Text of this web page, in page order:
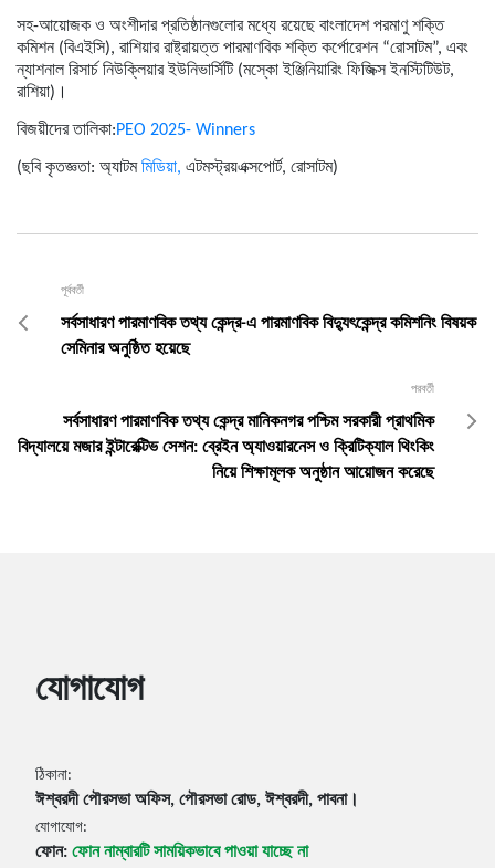
সহ-আয়োজক ও অংশীদার প্রতিষ্ঠানগুলোর মধ্যে রয়েছে বাংলাদেশ পরমাণু শক্তি
কমিশন (বিএইসি), রাশিয়ার রাষ্ট্রায়ত্ত পারমাণবিক শক্তি কর্পোরেশন “রোসাটম”, এবং
ন্যাশনাল রিসার্চ নিউক্লিয়ার ইউনিভার্সিটি (মস্কো ইঞ্জিনিয়ারিং ফিজিক্স ইনস্টিটিউট,
রাশিয়া)।
বিজয়ীদের তালিকা:PEO 2025- Winners
(ছবি কৃতজ্ঞতা: অ‍্যাটমমিডিয়া, এটমস্ট্রয়এক্সপোর্ট, রোসাটম)
পূর্ববর্তী
সর্বসাধারণ পারমাণবিক তথ্য কেন্দ্র-এ পারমাণবিক বিদ্যুৎকেন্দ্র কমিশনিং বিষয়ক
সেমিনার অনুষ্ঠিত হয়েছে
পরবর্তী
সর্বসাধারণ পারমাণবিক তথ্য কেন্দ্র মানিকনগর পশ্চিম সরকারী প্রাথমিক
বিদ্যালয়ে মজার ইন্টারেক্টিভ সেশন: ব্রেইন অ্যাওয়ারনেস ও ক্রিটিক্যাল থিংকিং
নিয়ে শিক্ষামূলক অনুষ্ঠান আয়োজন করেছে
যোগাযোগ
ঠিকানা:
ঈশ্বরদী পৌরসভা অফিস, পৌরসভা রোড, ঈশ্বরদী, পাবনা।
যোগাযোগ:
ফোন: ফোন নাম্বারটি সাময়িকভাবে পাওয়া যাচ্ছে না